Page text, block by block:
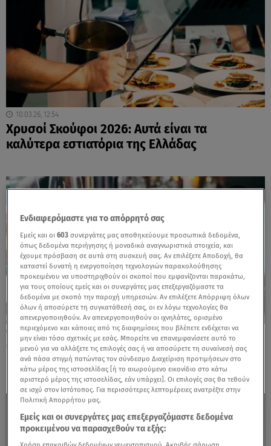
10.03.26, 12:54
Χρυσοί Σκούφοι 2026: Αυτά είναι τα
καλύτερα εστιατόρια της Ελλάδας
10.10.25, 10:36
Οι χώρες με τα καλύτερα εστιατόρια του
κόσμου
Ενδιαφερόμαστε για το απόρρητό σας
Εμείς και οι603 συνεργάτες μας αποθηκεύουμε προσωπικά δεδομένα,
όπως δεδομένα περιήγησης ή μοναδικά αναγνωριστικά στοιχεία, και
έχουμε πρόσβαση σε αυτά στη συσκευή σας. Αν επιλέξετε Αποδοχή, θα
καταστεί δυνατή η ενεργοποίηση τεχνολογιών παρακολούθησης
προκειμένου να υποστηριχθούν οι σκοποί που εμφανίζονται παρακάτω,
για τους οποίους εμείς και οι συνεργάτες μας επεξεργαζόμαστε τα
δεδομένα με σκοπό την παροχή υπηρεσιών. Αν επιλέξετε Απόρριψη όλων
όλων ή αποσύρετε τη συγκατάθεσή σας, οι εν λόγω τεχνολογίες θα
απενεργοποιηθούν. Αν απενεργοποιηθούν οι ιχνηλάτες, ορισμένο
περιεχόμενο και κάποιες από τις διαφημίσεις που βλέπετε ενδέχεται να
μην είναι τόσο σχετικές με εσάς. Μπορείτε να επανεμφανίσετε αυτό το
μενού για να αλλάξετε τις επιλογές σας ή να αποσύρετε τη συναίνεσή σας
ανά πάσα στιγμή πατώντας τον σύνδεσμο Διαχείριση προτιμήσεων στο
κάτω μέρος της ιστοσελίδας [ή το αιωρούμενο εικονίδιο στο κάτω
αριστερό μέρος της ιστοσελίδας, εάν υπάρχει]. Οι επιλογές σας θα τεθούν
σε ισχύ στον Ιστότοπος. Για περισσότερες λεπτομέρειες ανατρέξτε στην
Πολιτική Απορρήτου μας.
Εμείς και οι συνεργάτες μας επεξεργαζόμαστε δεδομένα
προκειμένου να παρασχεθούν τα εξής: